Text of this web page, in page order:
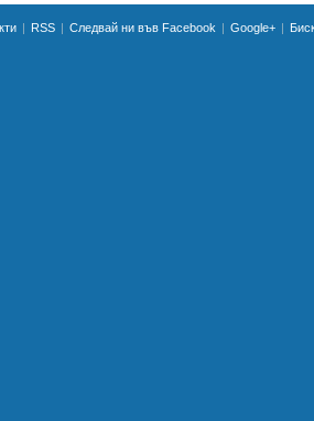
RSS Следвай ни във Facebook Google+